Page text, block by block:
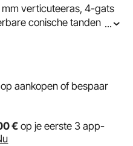
mm verticuteeras, 4-gats
conische tanden en
voor vervanging,
...
aankopen of bespaar
€ op je eerste 3 app-